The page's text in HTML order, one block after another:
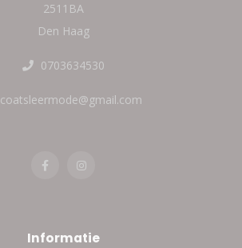
2511BA
Den Haag
0703634530
coatsleermode@gmail.com
Informatie